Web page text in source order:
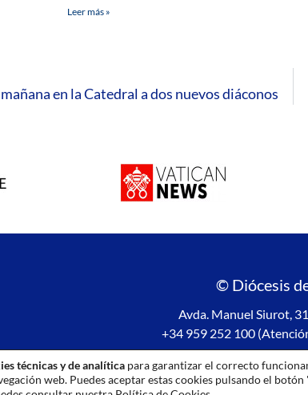
Leer más »
en la Catedral a dos nuevos diáconos
© Diócesis
Avda. Manuel Siurot,
+34 959 252 100
Aviso legal|Política de
técnicas y de analítica para garantizar el correcto
web. Puedes aceptar estas cookies pulsando el botón